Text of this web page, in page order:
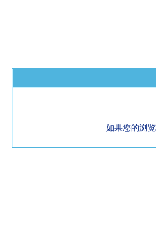
如果您的浏